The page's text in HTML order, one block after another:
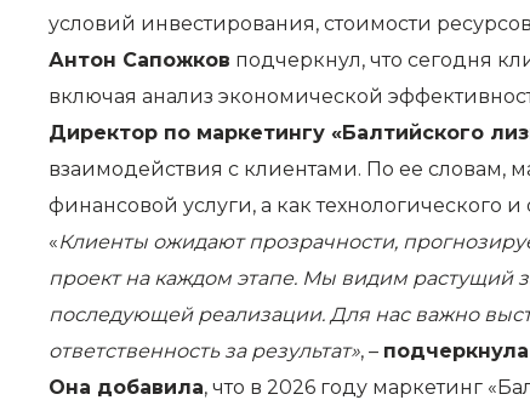
условий инвестирования, стоимости
Антон Сапожков подчеркнул, что сегодня
включая анализ экономической
Директор по маркетингу «Балтийского
взаимодействия с клиентами. По ее словам,
финансовой услуги, а как технологического
«Клиенты ожидают прозрачности,
проект на каждом этапе. Мы видим растущий
последующей реализации. Для нас важно
ответственность за результат», –
Она добавила, что в 2026 году маркетинг